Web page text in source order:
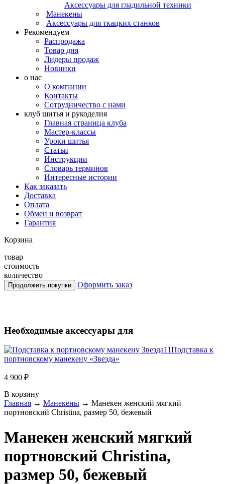
Аксессуары для гладильной техники
Манекены
Аксессуары для ткацких станков
Рекомендуем
Распродажа
Товар дня
Лидеры продаж
Новинки
о нас
О компании
Контакты
Сотрудничество с нами
клуб шитья и рукоделия
Главная страница клуба
Мастер-классы
Уроки шитья
Статьи
Инструкции
Словарь терминов
Интересные истории
Как заказать
Доставка
Оплата
Обмен и возврат
Гарантия
Корзина
товар
стоимость
количество
Оформить заказ
Необходимые аксессуары для
Подставка к
портновскому манекену «Звезда»
4 900 ₽
В корзину
Главная → Манекены → Манекен женский мягкий
портновский Christina, размер 50, бежевый
Манекен женский мягкий
портновский Christina,
размер 50, бежевый